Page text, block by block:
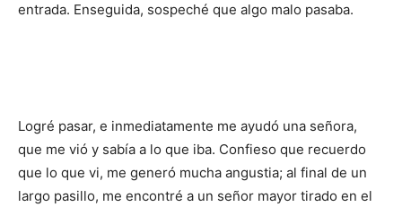
entrada. Enseguida, sospeché que algo malo pasaba.
Logré pasar, e inmediatamente me ayudó una señora,
que me vió y sabía a lo que iba. Confieso que recuerdo
que lo que vi, me generó mucha angustia; al final de un
largo pasillo, me encontré a un señor mayor tirado en el